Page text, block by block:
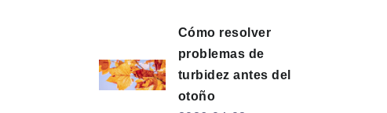
Cómo resolver
problemas de
turbidez antes del
otoño